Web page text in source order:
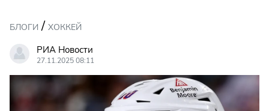
БЛОГИ / ХОККЕЙ
РИА Новости
27.11.2025 08:11